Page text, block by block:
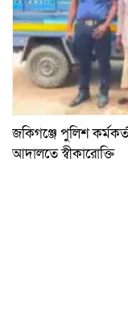
জকিগঞ্জে পুলিশ
আদালতে স্বীকারোক্তি